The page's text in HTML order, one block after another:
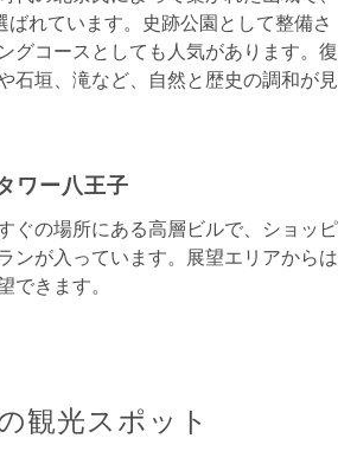
ばれています。史跡公園として整備さ
グコースとしても人気があります。復
石垣、滝など、自然と歴史の調和が見
ワー八王子
ぐの場所にある高層ビルで、ショッピ
ンが入っています。展望エリアからは
できます。
観光スポット